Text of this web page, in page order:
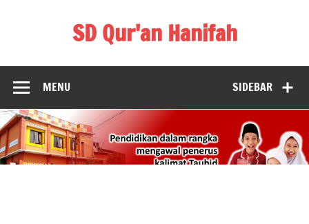
SD Qur'an Hanifah
SIDEBAR
MENU